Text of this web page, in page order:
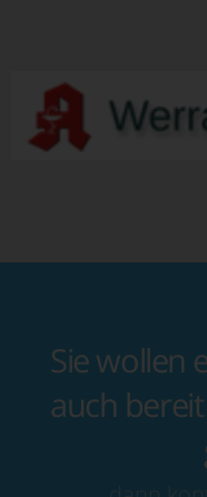
Sie wollen
auch